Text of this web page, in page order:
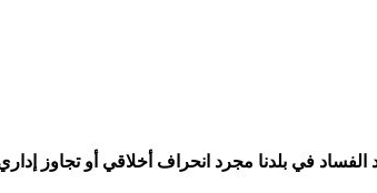
في بلدنا مجرد انحراف أخلاقي أو تجاوز